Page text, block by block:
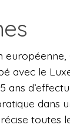
avec le
ans
dans
toutes